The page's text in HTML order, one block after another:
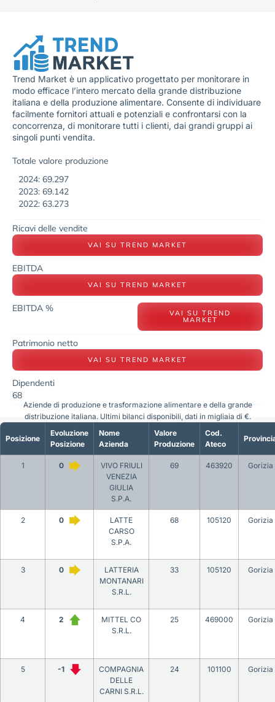
Trend Market è un applicativo progettato per monitorare in
modo efficace l’intero mercato della grande distribuzione
italiana e della produzione alimentare. Consente di individuare
facilmente fornitori attuali e potenziali e confrontarsi con la
concorrenza, di monitorare tutti i clienti, dai grandi gruppi ai
singoli punti vendita.
Totale valore produzione
2024: 69.297
2023: 69.142
2022: 63.273
Ricavi delle vendite
VAI SU TREND MARKET
EBITDA
VAI SU TREND MARKET
EBITDA % VAI SU TREND
MARKET
Patrimonio netto
VAI SU TREND MARKET
Dipendenti
68
Posizione
Evoluzione
Posizione
Nome
Azienda
Valore
Produzione
Cod.
Ateco
1 0
VIVO FRIULI
VENEZIA
GIULIA
S.P.A.
69 463920 Gorizia
2 0
LATTE
CARSO
S.P.A.
68 105120 Gorizia
3 0
LATTERIA
MONTANARI
S.R.L.
33 105120 Gorizia
4 2
MITTEL CO
S.R.L.
25 469000 Gorizia
5 -1
COMPAGNIA
DELLE
CARNI S.R.L.
24 101100 Gorizia
Aziende di produzione e trasformazione alimentare e della grande
distribuzione italiana. Ultimi bilanci disponibili, dati in migliaia di €.